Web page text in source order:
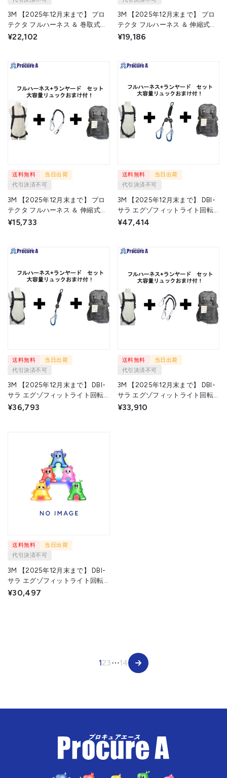
3M 【2025年12月末まで】 プロ
テクタ フルハーネス ＆ 巻取式シ
ングルランヤード セット 【収納
2856
¥22,102
3M 【2025年12月末まで】 プロ
テクタ フルハーネス ＆ 伸縮式ツ
インランヤード セット 【収納用
¥19,186
送料無料
当日出荷
代引決済不可
3M 【2025年12月末まで】 プロ
テクタ フルハーネス ＆ 伸縮式シ
ングルランヤード セット 【収納
2855
¥15,733
送料無料
当日出荷
代引決済不可
3M 【2025年12月末まで】 DBI-
サラ エグゾフィットライト回転
式ベルトフルハーネス ＆ 巻取式
2853
¥47,414
送料無料
当日出荷
代引決済不可
3M 【2025年12月末まで】 DBI-
サラ エグゾフィットライト回転
式ベルトフルハーネス ＆ 巻取式
¥36,793
送料無料
当日出荷
代引決済不可
3M 【2025年12月末まで】 DBI-
サラ エグゾフィットライト回転
式ベルトフルハーネス ＆ 伸縮式
¥33,910
送料無料
当日出荷
代引決済不可
3M 【2025年12月末まで】 DBI-
サラ エグゾフィットライト回転
式ベルトフルハーネス ＆ 伸縮式
¥30,497
123⋯14